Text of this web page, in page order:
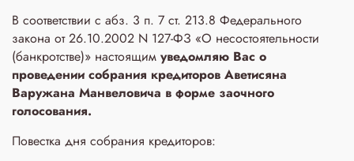
В соответствии с абз. 3 п. 7 ст. 213.8 Федерального
закона от 26.10.2002 N 127-ФЗ «О несостоятельности
(банкротстве)» настоящим уведомляю Вас о
проведении собрания кредиторов Аветисяна
Варужана Манвеловича в форме заочного
голосования.
Повестка дня собрания кредиторов: